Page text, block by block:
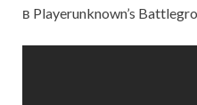
в Playerunknown’s